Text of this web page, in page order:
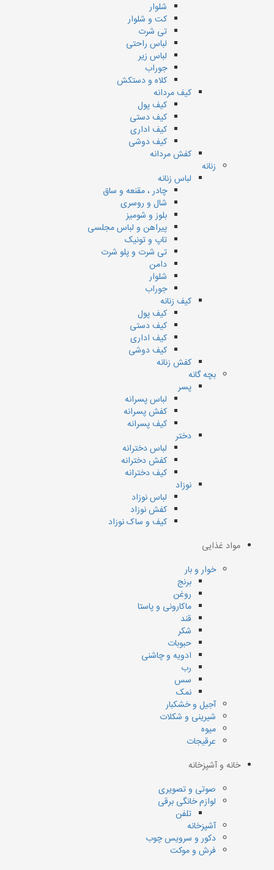
شلوار
کت و شلوار
تی شرت
لباس راحتی
لباس زیر
جوراب
کلاه و دستکش
کیف مردانه
کیف پول
کیف دستی
کیف اداری
کیف دوشی
کفش مردانه
زنانه
لباس زنانه
چادر ، مقنعه و ساق
شال و روسری
بلوز و شومیز
پیراهن و لباس مجلسی
تاپ و تونیک
تی شرت و پلو شرت
دامن
شلوار
جوراب
کیف زنانه
کیف پول
کیف دستی
کیف اداری
کیف دوشی
کفش زنانه
بچه گانه
پسر
لباس پسرانه
کفش پسرانه
کیف پسرانه
دختر
لباس دخترانه
کفش دخترانه
کیف دخترانه
نوزاد
لباس نوزاد
کفش نوزاد
کیف و ساک نوزاد
مواد غذایی
خوار و بار
برنج
روغن
ماکارونی و پاستا
قند
شکر
حبوبات
ادویه و چاشنی
رب
سس
نمک
آجیل و خشکبار
شیرینی و شکلات
میوه
عرقیجات
خانه و آشپزخانه
صوتی و تصویری
لوازم خانگی برقی
تلفن
آشپزخانه
دکور و سرویس چوب
فرش و موکت